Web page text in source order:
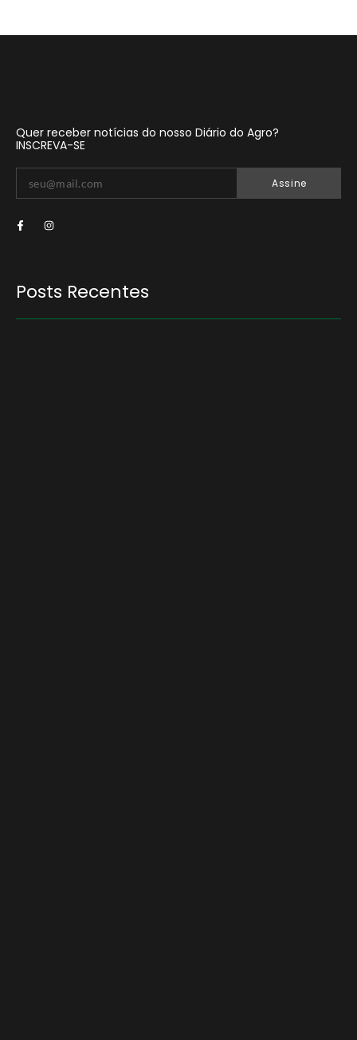
Quer receber notícias do nosso Diário do Agro?
INSCREVA-SE
Assine
Posts Recentes